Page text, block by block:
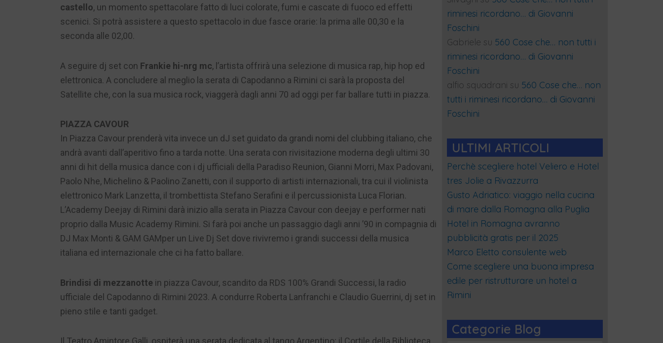
castello, un momento spettacolare fatto di luci colorate, fumi e cascate di fuoco ed effetti
scenici. Si potrà assistere a questo spettacolo in due fasce orarie: la prima alle 00,30 e la
seconda alle 02,00.
A seguire dj set con Frankie hi-nrg mc, l’artista offrirà una selezione di musica rap, hip hop ed
elettronica. A concludere al meglio la serata di Capodanno a Rimini ci sarà la proposta del
Satellite che, con la sua musica rock, viaggerà dagli anni 70 ad oggi per far ballare tutti in piazza.
PIAZZA CAVOUR
In Piazza Cavour prenderà vita invece un dJ set guidato da grandi nomi del clubbing italiano, che
andrà avanti dall’aperitivo fino a tarda notte. Una serata con rivisitazione moderna degli ultimi 30
anni di hit della musica dance con i dj ufficiali della Paradiso Reunion, Gianni Morri, Max Padovani,
Paolo Nhe, Michelino & Paolino Zanetti, con il supporto di artisti internazionali, tra cui il violinista
elettronico Mark Lanzetta, il trombettista Stefano Serafini e il percussionista Luca Florian.
L’Academy Deejay di Rimini darà inizio alla serata in Piazza Cavour con deejay e performer nati
proprio dalla Music Academy Rimini. Si farà poi anche un passaggio dagli anni ’90 in compagnia di
DJ Max Monti & GAM GAMper un Live Dj Set dove rivivremo i grandi successi della musica
italiana ed internazionale che ci ha fatto ballare.
Brindisi di mezzanotte in piazza Cavour, scandito da RDS 100% Grandi Successi, la radio
ufficiale del Capodanno di Rimini 2023. A condurre Roberta Lanfranchi e Claudio Guerrini, dj set in
pieno stile e tanti gadget.
Il Teatro Amintore Galli, ospiterà una serata dedicata al tango Argentino; il Cortile della Biblioteca
riminesi ricordano… di Giovanni
Foschini
Gabriele su 560 Cose che… non tutti i
riminesi ricordano… di Giovanni
Foschini
alfio squadrani su 560 Cose che… non
tutti i riminesi ricordano… di Giovanni
Foschini
ULTIMI ARTICOLI
Perchè scegliere hotel Veliero e Hotel
tres Jolie a Rivazzurra
Gusto Adriatico: viaggio nella cucina
di mare dalla Romagna alla Puglia
Hotel in Romagna avranno
pubblicità gratis per il 2025
Marco Eletto consulente web
Come scegliere una buona impresa
edile per ristrutturare un hotel a
Rimini
Categorie Blog